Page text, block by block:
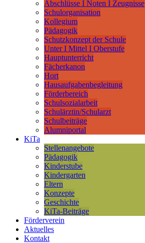
Abschlüsse I Noten I Zeugnisse
Schulorganisation
Kollegium
Pädagogik
Schutzkonzept der Schule
Unter I Mittel I Oberstufe
Hauptunterricht
Fächerkanon
Hort
Hausaufgabenbegleitung
Förderbereich
Schulsozialarbeit
Schulärztin/Schularzt
Schulbeiträge
Alumniportal
KiTa
Stellenangebote
Pädagogik
Kinderstube
Kindergarten
Eltern
Konzepte
Geschichte
KiTa-Beiträge
Förderverein
Aktuelles
Kontakt